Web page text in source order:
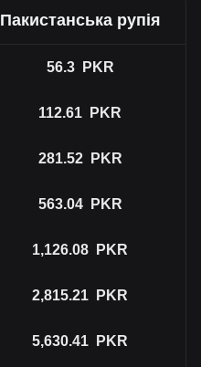
Пакистанська рупія
56.3 PKR
112.61 PKR
281.52 PKR
563.04 PKR
1,126.08 PKR
2,815.21 PKR
5,630.41 PKR